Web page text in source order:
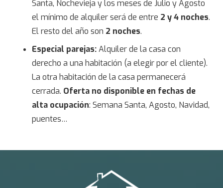
Santa, Nochevieja y los meses de Julio y Agosto
el mínimo de alquiler será de entre 2 y 4 noches.
El resto del año son 2 noches.
Especial parejas:Alquiler de la casa con
derecho a una habitación (a elegir por el cliente).
La otra habitación de la casa permanecerá
cerrada. Oferta no disponible en fechas de
alta ocupación: Semana Santa, Agosto, Navidad,
puentes…